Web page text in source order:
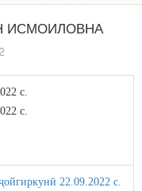
ИСМОИЛОВНА
c.
c.
22.09.2022 c.